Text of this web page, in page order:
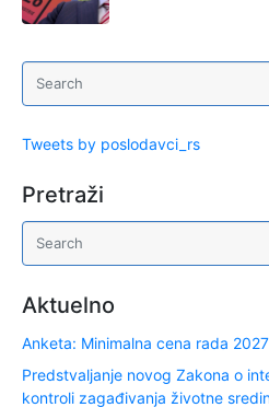
Tweets by poslodavci_rs
Pretraži
Aktuelno
Anketa: Minimalna cena rada 2027
Predstvaljanje novog Zakona o
kontroli zagađivanja životne